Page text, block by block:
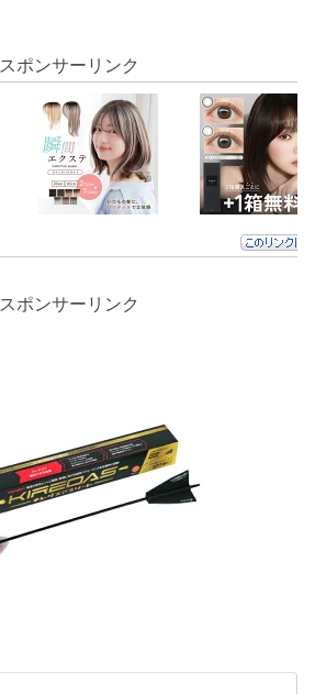
スポンサーリンク
スポンサーリンク